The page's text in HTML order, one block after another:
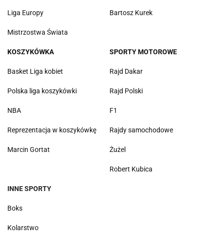
Liga Europy
Mistrzostwa Świata
Bartosz Kurek
KOSZYKÓWKA
Basket Liga kobiet
Polska liga koszykówki
NBA
Reprezentacja w koszykówkę
Marcin Gortat
SPORTY MOTOROWE
Rajd Dakar
Rajd Polski
F1
Rajdy samochodowe
Żużel
Robert Kubica
INNE SPORTY
Boks
Kolarstwo